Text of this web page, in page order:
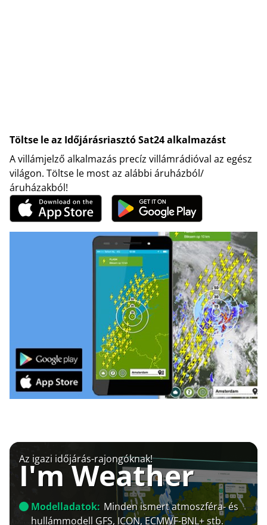
Töltse le az Időjárásriasztó Sat24 alkalmazást
A villámjelző alkalmazás precíz villámrádióval az egész
világon. Töltse le most az alábbi áruházból/
áruházakból!
Az igazi időjárás-rajongóknak!
I'm Weather
Modelladatok: Minden ismert atmoszféra- és
hullámmodell GFS, ICON, ECMWF-BNL+ stb.